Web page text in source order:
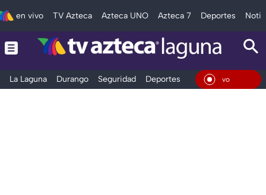
en vivo TV Azteca Azteca UNO Azteca 7 Deportes
La Laguna Durango Seguridad Deportes Entretenimiento En